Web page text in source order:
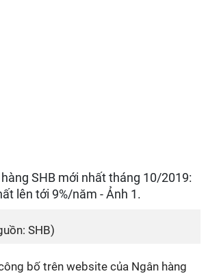
SHB)
bố trên website của Ngân hàng